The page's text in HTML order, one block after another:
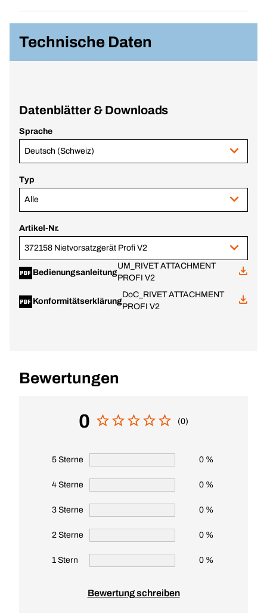
Technische Daten
Datenblätter & Downloads
Sprache
Deutsch (Schweiz)
Typ
Alle
Artikel-Nr.
372158 Nietvorsatzgerät Profi V2
Bedienungsanleitung
UM_RIVET ATTACHMENT
PROFI V2
Konformitätserklärung
DoC_RIVET ATTACHMENT
PROFI V2
Bewertungen
0 (0)
5 Sterne 0 %
4 Sterne 0 %
3 Sterne 0 %
2 Sterne 0 %
1 Stern 0 %
Bewertung schreiben